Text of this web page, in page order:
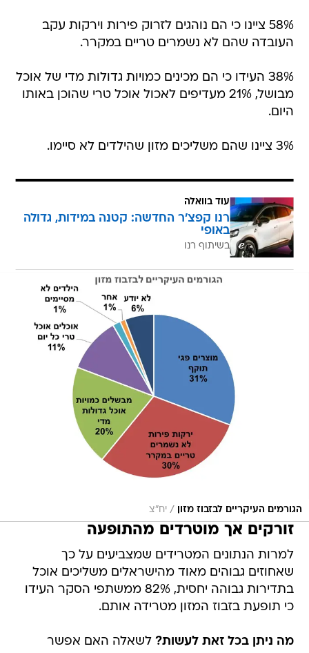
58% ציינו כי הם נוהגים לזרוק פירות וירקות עקב
העובדה שהם לא נשמרים טריים במקרר.
38% העידו כי הם מכינים כמויות גדולות מדי של אוכל
מבושל, 21% מעדיפים לאכול אוכל טרי שהוכן באותו
היום.
3% ציינו שהם משליכים מזון שהילדים לא סיימו.
עוד בוואלה
רנו קפצ'ר החדשה: קטנה במידות, גדולה
באופי
בשיתוף רנו
הגורמים העיקריים לבזבוז מזון / יח"צ
זורקים אך מוטרדים מהתופעה
למרות הנתונים המטרידים שמצביעים על כך
שאחוזים גבוהים מאוד מהישראלים משליכים אוכל
בתדירות גבוהה יחסית, 82% ממשתפי הסקר העידו
כי תופעת בזבוז המזון מטרידה אותם.
מה ניתן בכל זאת לעשות? לשאלה האם אפשר